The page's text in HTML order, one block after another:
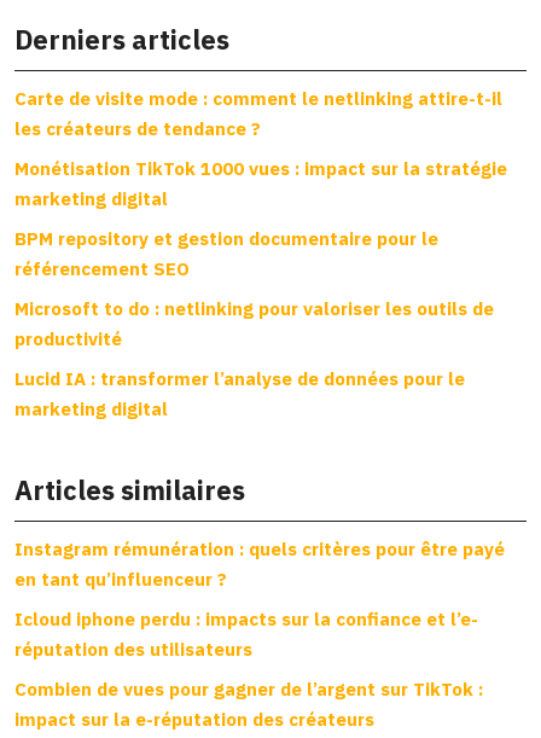
Derniers articles
Carte de visite mode : comment le netlinking attire-t-il
les créateurs de tendance ?
Monétisation TikTok 1000 vues : impact sur la stratégie
marketing digital
BPM repository et gestion documentaire pour le
référencement SEO
Microsoft to do : netlinking pour valoriser les outils de
productivité
Lucid IA : transformer l’analyse de données pour le
marketing digital
Articles similaires
Instagram rémunération : quels critères pour être payé
en tant qu’influenceur ?
Icloud iphone perdu : impacts sur la confiance et l’e-
réputation des utilisateurs
Combien de vues pour gagner de l’argent sur TikTok :
impact sur la e-réputation des créateurs